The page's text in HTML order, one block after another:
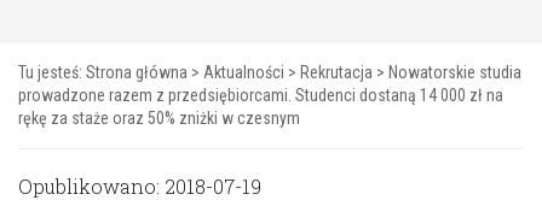
Tu jesteś: Strona główna > Aktualności > Rekrutacja > Nowatorskie studia
prowadzone razem z przedsiębiorcami. Studenci dostaną 14 000 zł na
rękę za staże oraz 50% zniżki w czesnym
Opublikowano: 2018-07-19